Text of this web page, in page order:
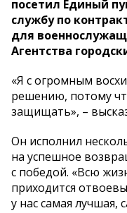
посетил Единый
службу по
для
Агентства
«Я с огромным
решению, потому
защищать», –
Он исполнил
на успешное
с победой. «Всю
приходится
у нас самая лучшая,